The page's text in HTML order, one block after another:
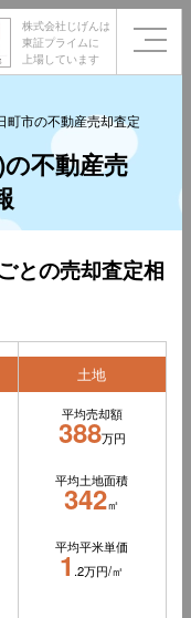
株式会社じげんは
東証プライムに
上場しています
町市の不動産売却査定
不動産売
との売却査定相
土地
平均売却額
388万円
平均土地面積
342㎡
平均平米単価
1 .2万円/㎡